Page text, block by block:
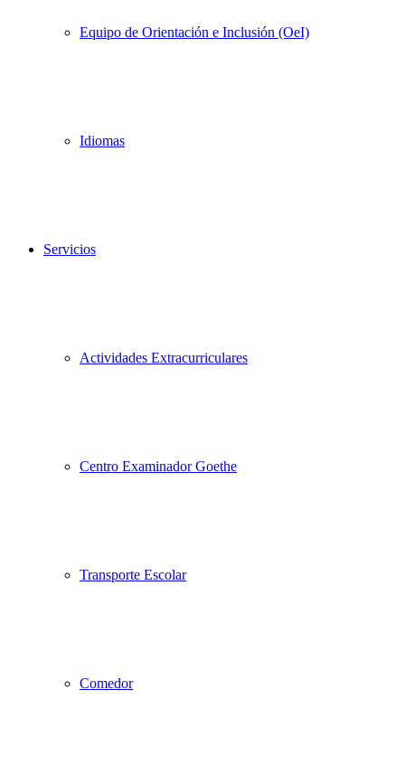
Equipo de Orientación e Inclusión (OeI)
Idiomas
Servicios
Actividades Extracurriculares
Centro Examinador Goethe
Transporte Escolar
Comedor